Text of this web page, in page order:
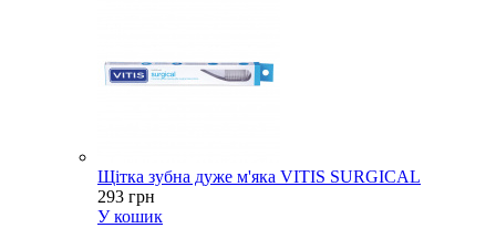
Щітка зубна дуже м'яка VITIS SURGICAL
293 грн
У кошик